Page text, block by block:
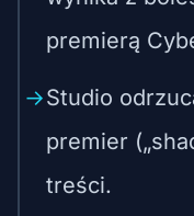
premierą
Studio
premier
treści.